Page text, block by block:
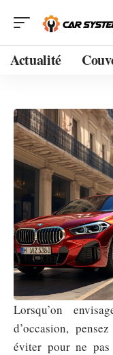
Actualité
Lorsqu’on
d’occasion,
éviter pour ne pas